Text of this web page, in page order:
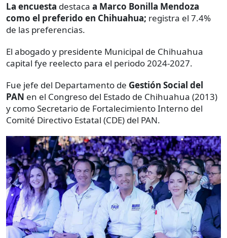
La encuesta destaca a Marco Bonilla Mendoza
como el preferido en Chihuahua; registra el 7.4%
de las preferencias.
El abogado y presidente Municipal de Chihuahua
capital fye reelecto para el periodo 2024-2027.
Fue jefe del Departamento de Gestión Social del
PAN en el Congreso del Estado de Chihuahua (2013)
y como Secretario de Fortalecimiento Interno del
Comité Directivo Estatal (CDE) del PAN.